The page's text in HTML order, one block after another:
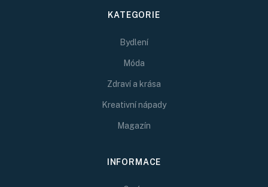
KATEGORIE
Bydlení
Móda
Zdraví a krása
Kreativní nápady
Magazín
INFORMACE